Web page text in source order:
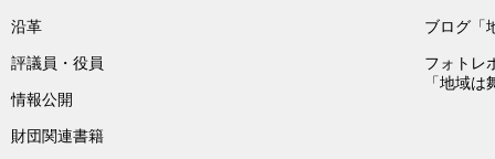
沿革
評議員・役員
情報公開
財団関連書籍
ブログ「
フォトレ
「地域は